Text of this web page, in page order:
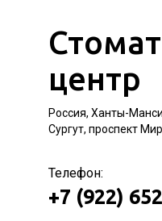
центр
Россия, Ханты-
Сургут, проспект
Телефон:
+7 (922)